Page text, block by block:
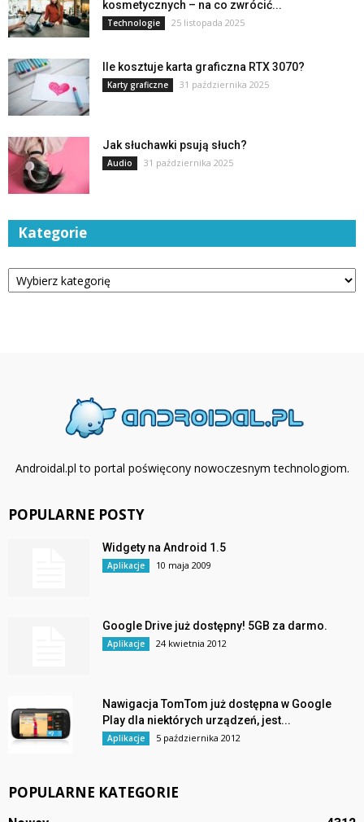
kosmetycznych – na co zwrócić...
Technologie 25 listopada 2025
Ile kosztuje karta graficzna RTX 3070?
Karty graficzne 31 października 2025
Jak słuchawki psują słuch?
Audio 31 października 2025
Kategorie
Kategorie
Androidal.pl to portal poświęcony nowoczesnym technologiom.
POPULARNE POSTY
Widgety na Android 1.5
Aplikacje 10 maja 2009
Google Drive już dostępny! 5GB za darmo.
Aplikacje 24 kwietnia 2012
Nawigacja TomTom już dostępna w Google
Play dla niektórych urządzeń, jest...
Aplikacje 5 października 2012
POPULARNE KATEGORIE